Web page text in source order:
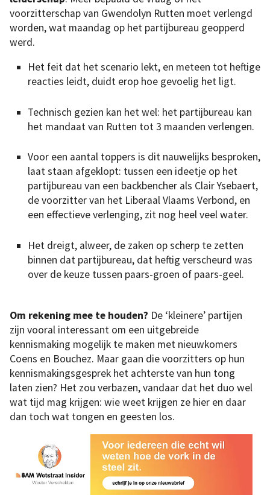
voorzitterschap van Gwendolyn Rutten moet verlengd
worden, wat maandag op het partijbureau geopperd
werd.
Het feit dat het scenario lekt, en meteen tot heftige
reacties leidt, duidt erop hoe gevoelig het ligt.
Technisch gezien kan het wel: het partijbureau kan
het mandaat van Rutten tot 3 maanden verlengen.
Voor een aantal toppers is dit nauwelijks besproken,
laat staan afgeklopt: tussen een ideetje op het
partijbureau van een backbencher als Clair Ysebaert,
de voorzitter van het Liberaal Vlaams Verbond, en
een effectieve verlenging, zit nog heel veel water.
Het dreigt, alweer, de zaken op scherp te zetten
binnen dat partijbureau, dat heftig verscheurd was
over de keuze tussen paars-groen of paars-geel.
Om rekening mee te houden? De ‘kleinere’ partijen
zijn vooral interessant om een uitgebreide
kennismaking mogelijk te maken met nieuwkomers
Coens en Bouchez. Maar gaan die voorzitters op hun
kennismakingsgesprek het achterste van hun tong
laten zien? Het zou verbazen, vandaar dat het duo wel
wat tijd mag krijgen: wie weet krijgen ze hier en daar
dan toch wat tongen en geesten los.